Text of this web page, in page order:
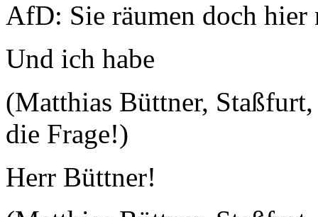
AfD: Sie räumen doch hier
Und ich habe
(Matthias Büttner,
die Frage!)
Herr Büttner!